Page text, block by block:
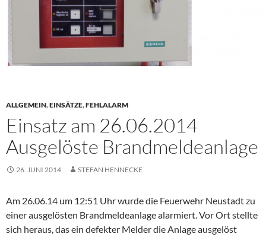
ALLGEMEIN,EINSÄTZE,FEHLALARM
Einsatz am 26.06.2014
Ausgelöste Brandmeldeanlage
26. JUNI 2014 STEFAN HENNECKE
Am 26.06.14 um 12:51 Uhr wurde die Feuerwehr Neustadt zu
einer ausgelösten Brandmeldeanlage alarmiert. Vor Ort stellte
sich heraus, das ein defekter Melder die Anlage ausgelöst